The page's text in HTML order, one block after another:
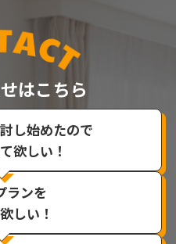
はこちら
し始めたので
欲しい！
ランを
しい！